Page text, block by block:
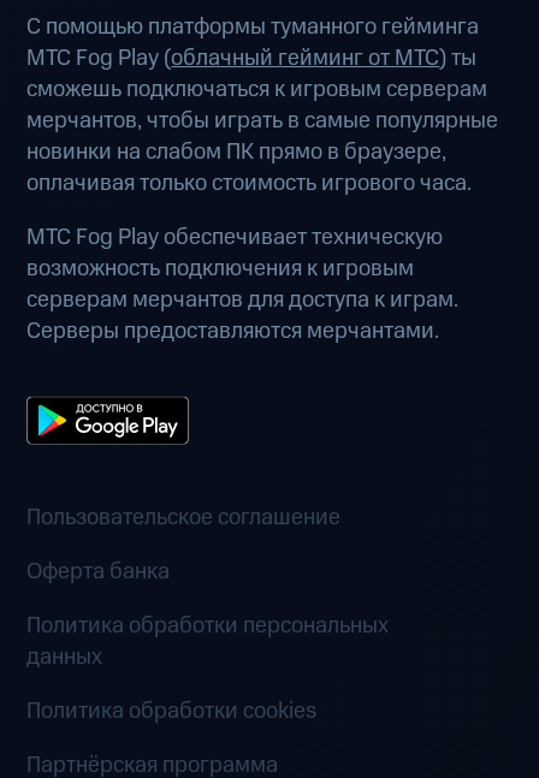
С помощью платформы туманного гейминга
МТС Fog Play (облачный гейминг от МТС) ты
сможешь подключаться к игровым серверам
мерчантов, чтобы играть в самые популярные
новинки на слабом ПК прямо в браузере,
оплачивая только стоимость игрового часа.
МТС Fog Play обеспечивает техническую
возможность подключения к игровым
серверам мерчантов для доступа к играм.
Серверы предоставляются мерчантами.
Пользовательское соглашение
Оферта банка
Политика обработки персональных
данных
Политика обработки cookies
Партнёрская программа